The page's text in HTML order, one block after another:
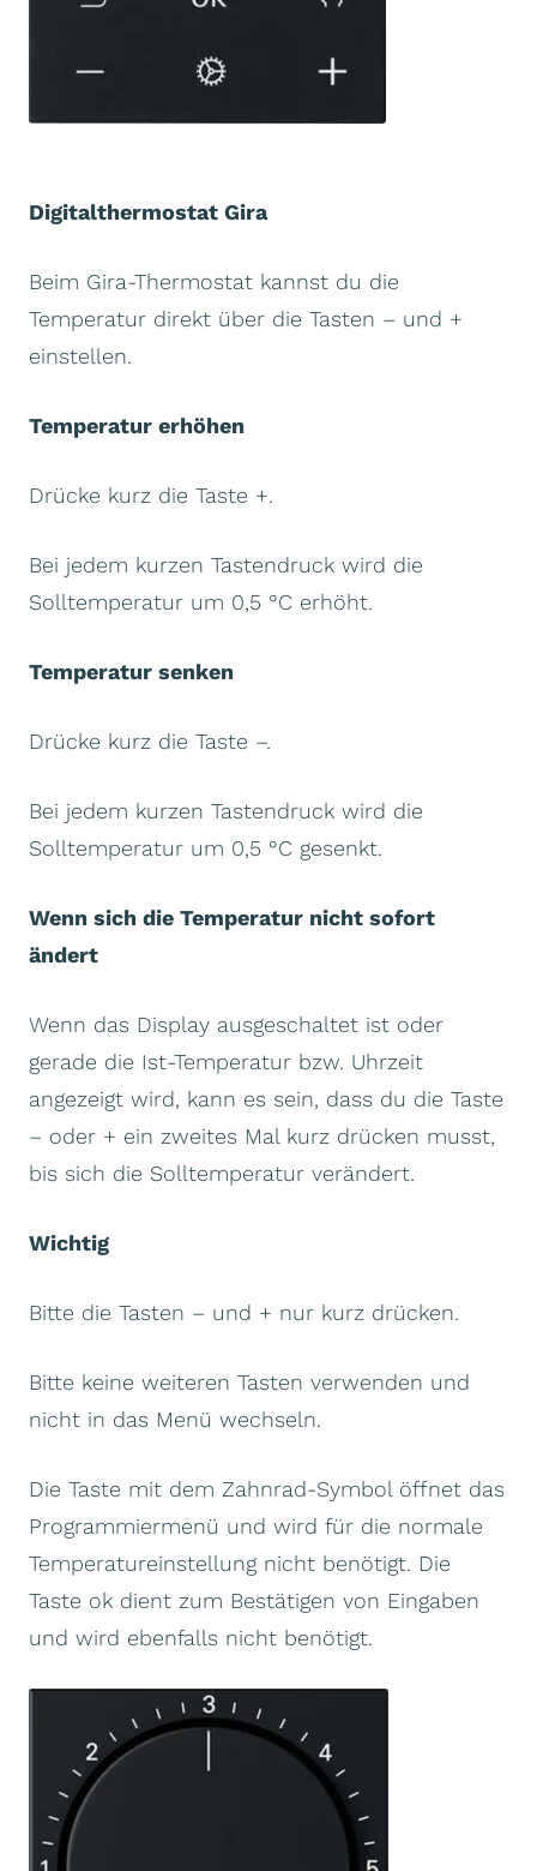
Digitalthermostat Gira
Beim Gira-Thermostat kannst du die
Temperatur direkt über die Tasten – und +
einstellen.
Temperatur erhöhen
Drücke kurz die Taste +.
Bei jedem kurzen Tastendruck wird die
Solltemperatur um 0,5 °C erhöht.
Temperatur senken
Drücke kurz die Taste –.
Bei jedem kurzen Tastendruck wird die
Solltemperatur um 0,5 °C gesenkt.
Wenn sich die Temperatur nicht sofort
ändert
Wenn das Display ausgeschaltet ist oder
gerade die Ist-Temperatur bzw. Uhrzeit
angezeigt wird, kann es sein, dass du die Taste
– oder + ein zweites Mal kurz drücken musst,
bis sich die Solltemperatur verändert.
Wichtig
Bitte die Tasten – und + nur kurz drücken.
Bitte keine weiteren Tasten verwenden und
nicht in das Menü wechseln.
Die Taste mit dem Zahnrad-Symbol öffnet das
Programmiermenü und wird für die normale
Temperatureinstellung nicht benötigt. Die
Taste ok dient zum Bestätigen von Eingaben
und wird ebenfalls nicht benötigt.